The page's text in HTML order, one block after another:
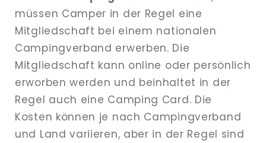
müssen Camper in der Regel eine
Mitgliedschaft bei einem nationalen
Campingverband erwerben. Die
Mitgliedschaft kann online oder persönlich
erworben werden und beinhaltet in der
Regel auch eine Camping Card. Die
Kosten können je nach Campingverband
und Land variieren, aber in der Regel sind